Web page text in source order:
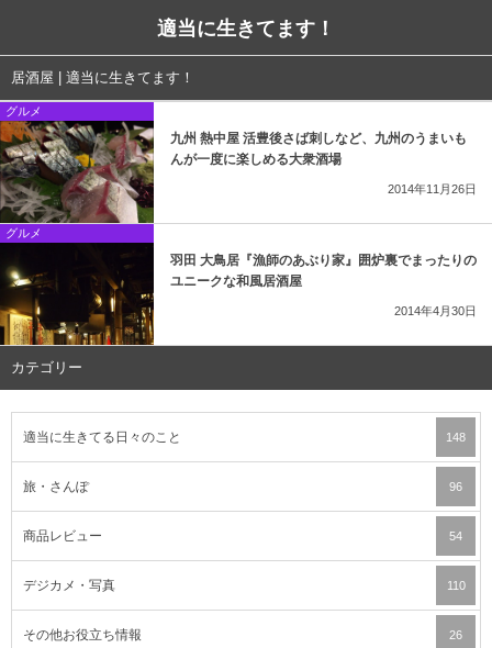
適当に生きてます！
居酒屋 | 適当に生きてます！
グルメ
九州 熱中屋 活豊後さば刺しなど、九州のうまいも
んが一度に楽しめる大衆酒場
2014年11月26日
グルメ
羽田 大鳥居『漁師のあぶり家』囲炉裏でまったりの
ユニークな和風居酒屋
2014年4月30日
カテゴリー
適当に生きてる日々のこと 148
旅・さんぽ 96
商品レビュー 54
デジカメ・写真 110
その他お役立ち情報 26